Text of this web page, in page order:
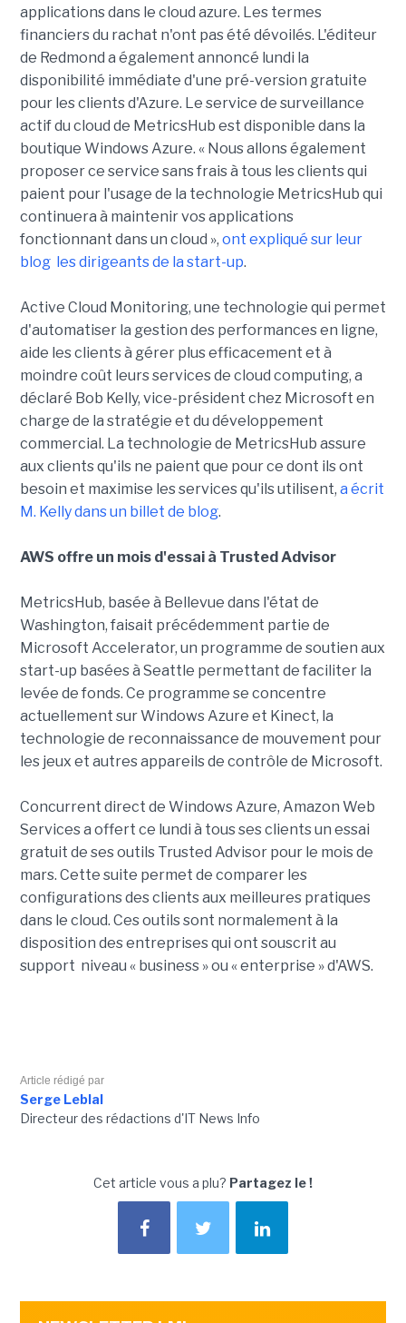
applications dans le cloud azure. Les termes
financiers du rachat n'ont pas été dévoilés. L'éditeur
de Redmond a également annoncé lundi la
disponibilité immédiate d'une pré-version gratuite
pour les clients d'Azure. Le service de surveillance
actif du cloud de MetricsHub est disponible dans la
boutique Windows Azure. « Nous allons également
proposer ce service sans frais à tous les clients qui
paient pour l'usage de la technologie MetricsHub qui
continuera à maintenir vos applications
fonctionnant dans un cloud », ont expliqué sur leur
blog les dirigeants de la start-up.
Active Cloud Monitoring, une technologie qui permet
d'automatiser la gestion des performances en ligne,
aide les clients à gérer plus efficacement et à
moindre coût leurs services de cloud computing, a
déclaré Bob Kelly, vice-président chez Microsoft en
charge de la stratégie et du développement
commercial. La technologie de MetricsHub assure
aux clients qu'ils ne paient que pour ce dont ils ont
besoin et maximise les services qu'ils utilisent, a écrit
M. Kelly dans un billet de blog.
AWS offre un mois d'essai à Trusted Advisor
MetricsHub, basée à Bellevue dans l'état de
Washington, faisait précédemment partie de
Microsoft Accelerator, un programme de soutien aux
start-up basées à Seattle permettant de faciliter la
levée de fonds. Ce programme se concentre
actuellement sur Windows Azure et Kinect, la
technologie de reconnaissance de mouvement pour
les jeux et autres appareils de contrôle de Microsoft.
Concurrent direct de Windows Azure, Amazon Web
Services a offert ce lundi à tous ses clients un essai
gratuit de ses outils Trusted Advisor pour le mois de
mars. Cette suite permet de comparer les
configurations des clients aux meilleures pratiques
dans le cloud. Ces outils sont normalement à la
disposition des entreprises qui ont souscrit au
support niveau « business » ou « enterprise » d'AWS.
Article rédigé par
Serge Leblal
Directeur des rédactions d'IT News Info
Cet article vous a plu? Partagez le !